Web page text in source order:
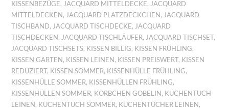
KISSENBEZÜGE, JACQUARD MITTELDECKE, JACQUARD
MITTELDECKEN , JACQUARD PLATZDECKCHEN , JACQUARD
TISCHBAND, JACQUARD TISCHDECKE, JACQUARD
TISCHDECKEN , JACQUARD TISCHLÄUFER, JACQUARD TISCHSET,
JACQUARD TISCHSETS, KISSEN BILLIG, KISSEN FRÜHLING,
KISSEN GARTEN , KISSEN LEINEN , KISSEN PREISWERT, KISSEN
REDUZIERT, KISSEN SOMMER, KISSENHÜLLE FRÜHLING,
KISSENHÜLLE SOMMER, KISSENHÜLLEN FRÜHLING,
KISSENHÜLLEN SOMMER, KÖRBCHEN GOBELIN , KÜCHENTUCH
LEINEN , KÜCHENTUCH SOMMER, KÜCHENTÜCHER LEINEN ,